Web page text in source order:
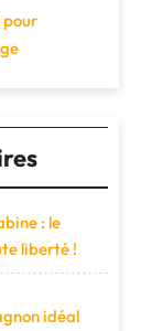
pour
: le
liberté !
idéal